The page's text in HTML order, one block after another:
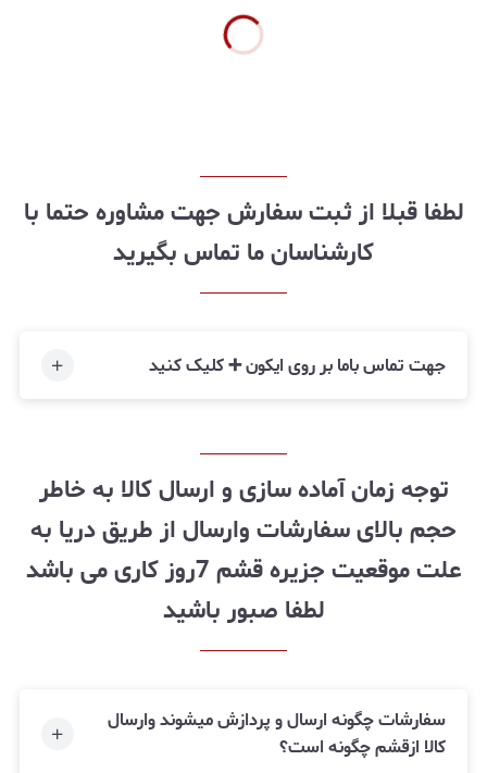
لطفا قبلا از ثبت سفارش جهت مشاوره حتما با
کارشناسان ما تماس بگیرید
جهت تماس باما بر روی ایکون ➕ کلیک کنید
توجه زمان آماده سازی و ارسال کالا به خاطر
حجم بالای سفارشات وارسال از طریق دریا به
علت موقعیت جزیره قشم 7روز کاری می باشد
لطفا صبور باشید
سفارشات چگونه ارسال و پردازش میشوند وارسال
کالا ازقشم چگونه است؟